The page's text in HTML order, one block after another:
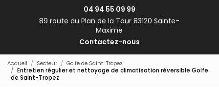
04 94 55 09 99
89 route du Plan de la Tour 83120 Sainte-
Maxime
Contactez-nous
Accueil Secteur
Golfe de Saint-Tropez
Entretien régulier et nettoyage de climatisation réversible Golfe
de Saint-Tropez